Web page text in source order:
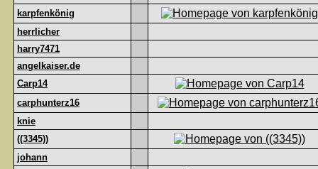
karpfenkönig
herrlicher
harry7471
angelkaiser.de
Carp14
carphunterz16
knie
((3345))
johann